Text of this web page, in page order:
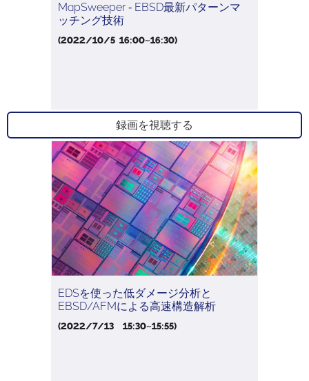
MapSweeper ‐ EBSD最新パターンマ
ッチング技術
(2022/10/5 16:00~16:30)
録画を視聴する
EDSを使った低ダメージ分析と
EBSD/AFMによる高速構造解析
(2022/7/13 15:30~15:55)